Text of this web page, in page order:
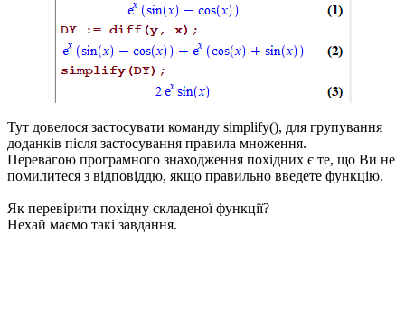
Тут довелося застосувати команду simplify(), для групування
доданків після застосування правила множення.
Перевагою програмного знаходження похідних є те, що Ви не
помилитеся з відповіддю, якщо правильно введете функцію.
Як перевірити похідну складеної функції?
Нехай маємо такі завдання.